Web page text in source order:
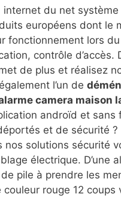
internet du net
européens dont le
fonctionnement lors
contrôle d’accès.
de plus et réalisez
l’un de
camera maison
androïd et sans
et de sécurité ?
nos solutions sécurité
électrique. D’une
pile à prendre les
couleur rouge 12 coups